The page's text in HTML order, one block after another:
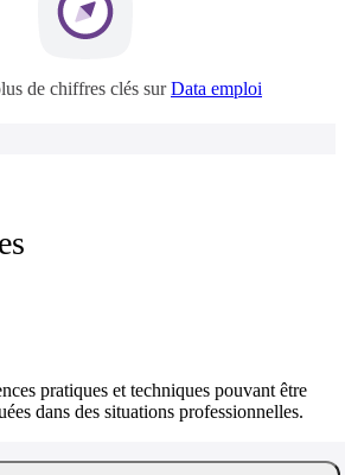
de chiffres clés surData emploi
pratiques et techniques pouvant être
dans des situations professionnelles.